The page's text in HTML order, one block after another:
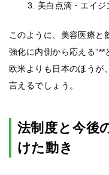
美白点滴・エイ
このように、美容医療と
強化に内側から応える
欧米よりも日本のほうが、
言えるでしょう。
法制度と今後
けた動き